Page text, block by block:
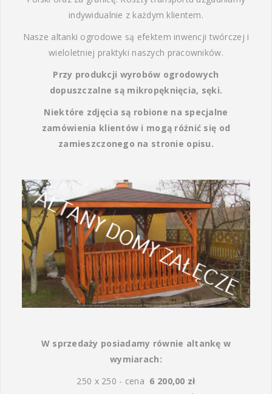
indywidualnie z każdym klientem.
Nasze altanki ogrodowe są efektem inwencji twórczej i
wieloletniej praktyki naszych pracowników.
Przy produkcji wyrobów ogrodowych
dopuszczalne są mikropęknięcia, sęki.
Niektóre zdjęcia są robione na specjalne
zamówienia klientów i mogą różnić się od
zamieszczonego na stronie opisu.
W sprzedaży posiadamy równie altankę w
wymiarach:
250 x 250 - cena 6 200,00 zł